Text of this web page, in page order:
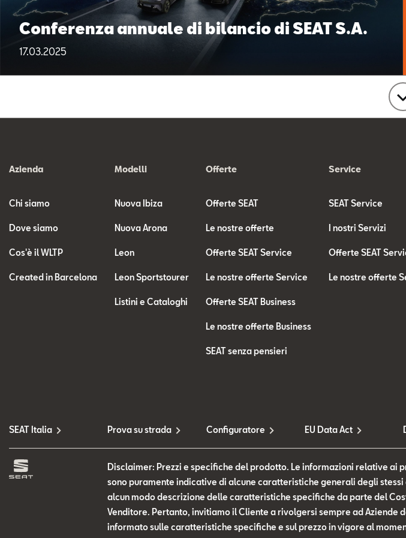
Conferenza annuale di bilancio di SEAT S.A.
17.03.2025
Azienda
Chi siamo
Dove siamo
Cos'è il WLTP
Created in Barcelona
Modelli
Nuova Ibiza
Nuova Arona
Leon
Leon Sportstourer
Listini e Cataloghi
Offerte
Offerte SEAT
Le nostre offerte
Offerte SEAT Service
Le nostre offerte Service
Offerte SEAT Business
Le nostre offerte Business
SEAT senza pensieri
Service
SEAT Service
I nostri Servizi
Offerte SEAT
Le nostre offerte
SEAT Italia Prova su strada Configuratore EU Data Act
Disclaimer: Prezzi e specifiche del prodotto. Le informazioni relative ai
sono puramente indicative di alcune caratteristiche generali degli stessi
alcun modo descrizione delle caratteristiche specifiche da parte del
Venditore. Pertanto, invitiamo il Cliente a rivolgersi sempre ad Aziende
informato sulle caratteristiche specifiche e sul prezzo in vigore al